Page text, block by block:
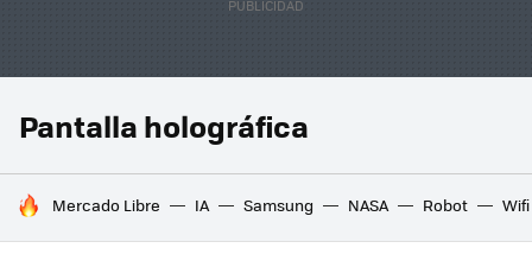
Pantalla holográfica
HOY SE HABLA DE
Mercado Libre IA Samsung NASA Robot Wifi